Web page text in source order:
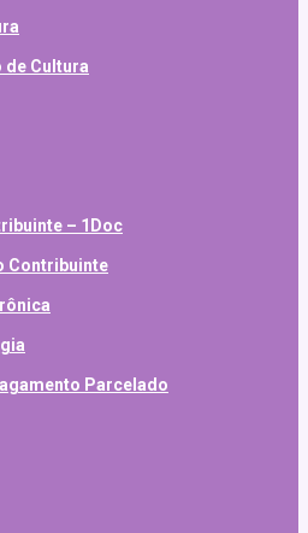
de Cultura
– 1Doc
Contribuinte
Parcelado